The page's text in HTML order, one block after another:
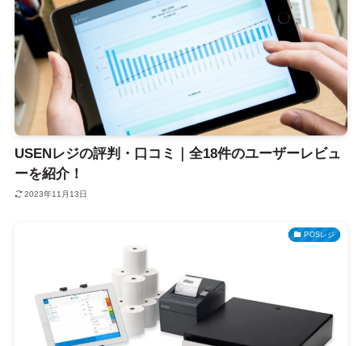
USENレジの評判・口コミ｜全18件のユーザーレビュ
ーを紹介！
2023年11月13日
POSレジ